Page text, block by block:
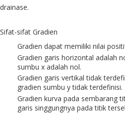
drainase.
Sifat-sifat Gradien
Gradien dapat memiliki nilai
Gradien garis horizontal adalah
sumbu x adalah nol.
Gradien garis vertikal tidak
gradien sumbu y tidak terdefinisi.
Gradien kurva pada sembarang
garis singgungnya pada titik